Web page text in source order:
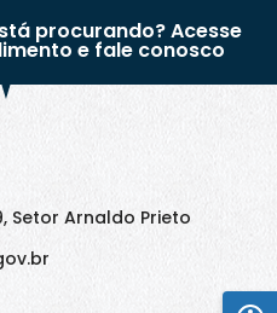
procurando? Acesse
e fale conosco
Setor Arnaldo Prieto